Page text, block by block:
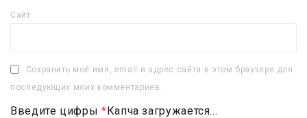
Сайт
Сохранить моё имя, email и адрес сайта в этом браузере для
последующих моих комментариев.
Введите цифры *Капча загружается...